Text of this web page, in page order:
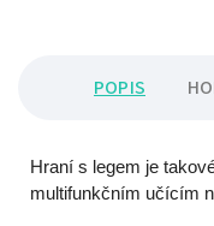
POPIS
Hraní s legem je
multifunkčním učícím